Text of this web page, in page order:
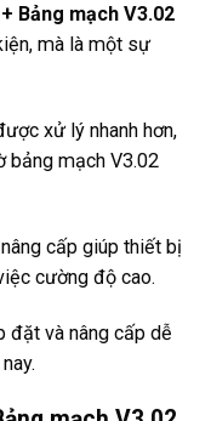
Bảng mạch V3.02
mà là một sự
xử lý nhanh hơn,
bảng mạch V3.02
cấp giúp thiết bị
cường độ cao.
đặt và nâng cấp dễ